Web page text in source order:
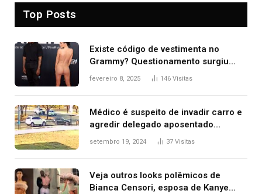
Top Posts
Existe código de vestimenta no
Grammy? Questionamento surgiu
após Bianca Censori, mulher de
fevereiro 8, 2025 146 Visitas
Médico é suspeito de invadir carro e
agredir delegado aposentado
durante confusão no trânsito
setembro 19, 2024 37 Visitas
Veja outros looks polêmicos de
Bianca Censori, esposa de Kanye